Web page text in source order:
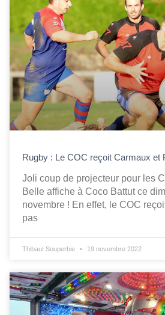
Rugby : Le COC reçoit Carmaux et
Joli coup de projecteur pour les
Belle affiche à Coco Battut ce
novembre ! En effet, le COC
pas
Thibaut Souperbie 19 novembre 2022